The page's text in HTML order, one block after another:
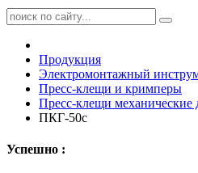
Продукция
Электромонтажный
Пресс-клещи и кримперы
Пресс-клещи механические
ПКГ-50с
Успешно :